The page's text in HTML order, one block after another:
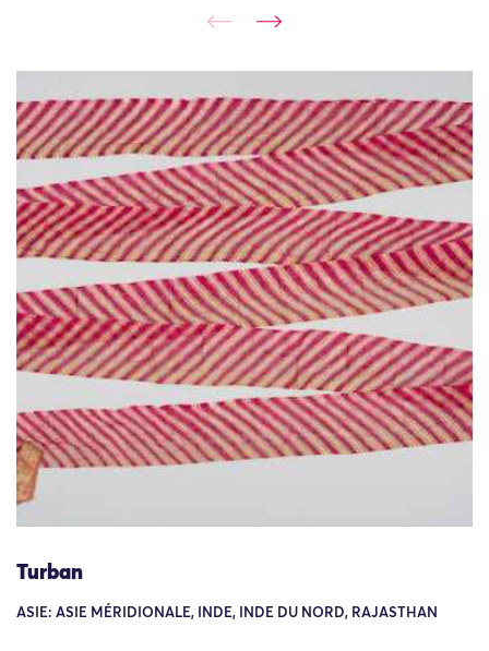
Turban
ASIE: ASIE MÉRIDIONALE, INDE, INDE DU NORD, RAJASTHAN